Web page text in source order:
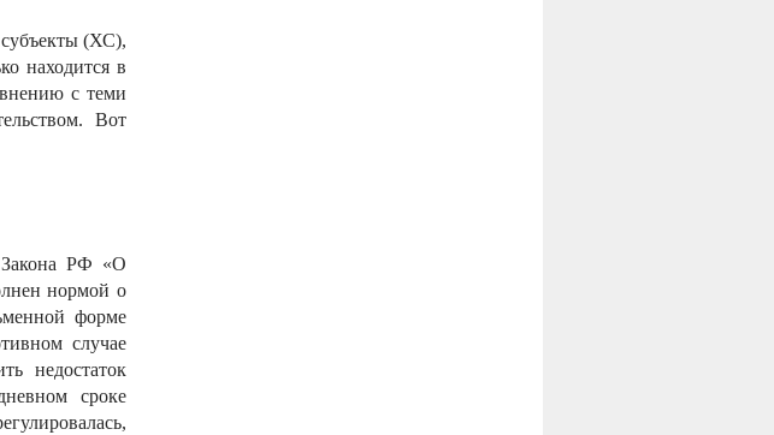
(ХС),
находится в
с теми
Вот
Закона РФ «О
нормой о
форме
случае
недостаток
сроке